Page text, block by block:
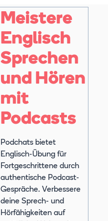
Meistere
Englisch
Sprechen
und Hören
mit
Podcasts
Podchats bietet
Englisch-Übung für
Fortgeschrittene durch
authentische Podcast-
Gespräche. Verbessere
deine Sprech- und
Hörfähigkeiten auf